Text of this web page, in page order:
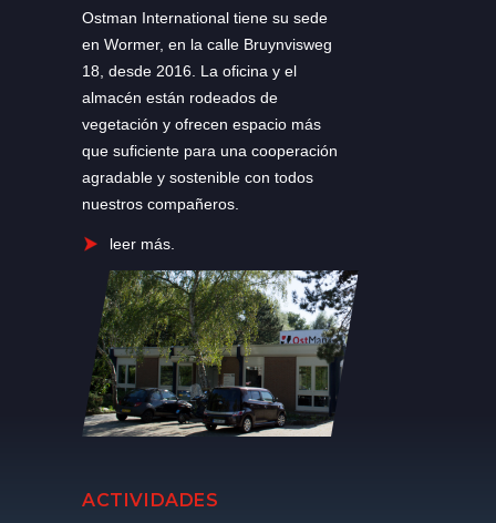
Ostman International tiene su sede
en Wormer, en la calle Bruynvisweg
18, desde 2016. La oficina y el
almacén están rodeados de
vegetación y ofrecen espacio más
que suficiente para una cooperación
agradable y sostenible con todos
nuestros compañeros.
leer más.
ACTIVIDADES